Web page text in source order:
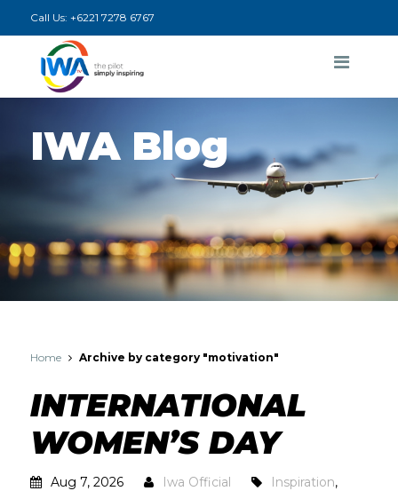
Call Us: +6221 7278 6767
IWA Blog
Home Archive by category "motivation"
INTERNATIONAL
WOMEN’S DAY
Aug 7, 2026 Iwa Official Inspiration,